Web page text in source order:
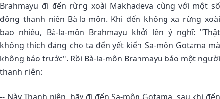
Brahmayu đi đến rừng xoài Makhadeva cùng với một số
đông thanh niên Bà-la-môn. Khi đến không xa rừng xoài
bao nhiêu, Bà-la-môn Brahmayu khởi lên ý nghĩ: "Thật
không thích đáng cho ta đến yết kiến Sa-môn Gotama mà
không báo trước". Rồi Bà-la-môn Brahmayu bảo một người
thanh niên:
-- Này Thanh niên, hãy đi đến Sa-môn Gotama, sau khi đến